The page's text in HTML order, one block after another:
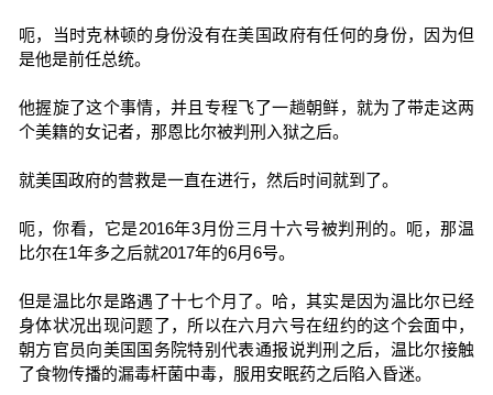
呃，当时克林顿的身份没有在美国政府有任何的身份，因为但
是他是前任总统。
他握旋了这个事情，并且专程飞了一趟朝鲜，就为了带走这两
个美籍的女记者，那恩比尔被判刑入狱之后。
就美国政府的营救是一直在进行，然后时间就到了。
呃，你看，它是2016年3月份三月十六号被判刑的。呃，那温
比尔在1年多之后就2017年的6月6号。
但是温比尔是路遇了十七个月了。哈，其实是因为温比尔已经
身体状况出现问题了，所以在六月六号在纽约的这个会面中，
朝方官员向美国国务院特别代表通报说判刑之后，温比尔接触
了食物传播的漏毒杆菌中毒，服用安眠药之后陷入昏迷。